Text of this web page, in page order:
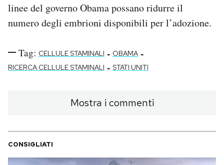
linee del governo Obama possano ridurre il
numero degli embrioni disponibili per l’adozione.
Tag: CELLULE STAMINALI - OBAMA -
RICERCA CELLULE STAMINALI - STATI UNITI
Mostra i commenti
CONSIGLIATI